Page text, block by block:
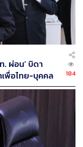
ผ่อน’ บิดา
เพื่อไทย-บุคคล
184